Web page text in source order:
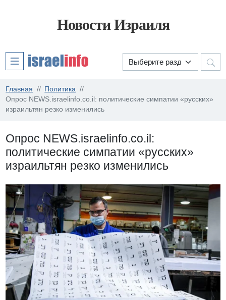
Новости Израиля
Главная
Политика
Опрос NEWS.israelinfo.co.il: политические симпатии «русских»
израильтян резко изменились
Опрос NEWS.israelinfo.co.il:
политические симпатии «русских»
израильтян резко изменились